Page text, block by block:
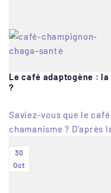
Le café adaptogène :
?
Saviez-vous que le
chamanisme ?
30
Oct